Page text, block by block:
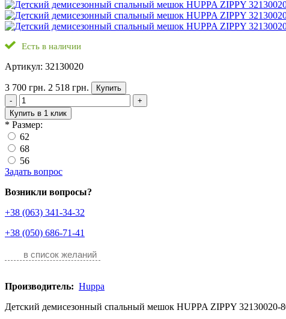
Есть в наличии
Артикул: 32130020
3 700 грн. 2 518 грн.
Купить
-
+
Купить в 1 клик
* Размер:
62
68
56
Задать вопрос
Возникли вопросы?
+38 (063) 341-34-32
+38 (050) 686-71-41
в список желаний
Производитель: Huppa
Детский демисезонный спальный мешок HUPPA ZIPPY 32130020-